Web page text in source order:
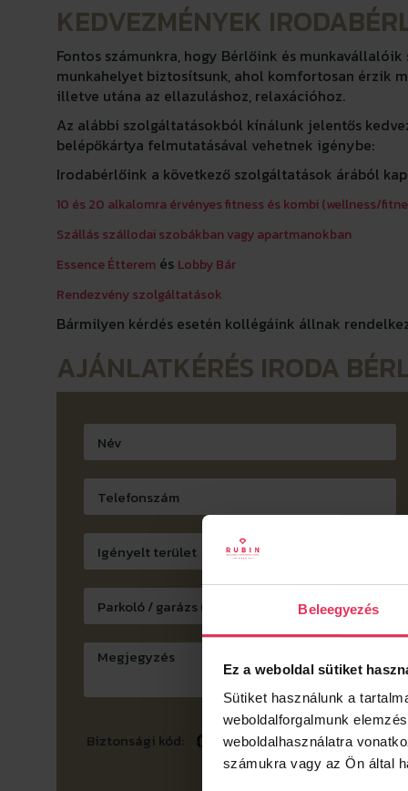
Beleegyezés
Ez a weboldal sütiket
Sütiket használunk a
weboldalforgalmunk
weboldalhasználatra
számukra vagy az Ön által
KEDVEZMÉNYEK
Fontos számunkra, hogy Bérlőink és
munkahelyet biztosítsunk, ahol komfortosan érzik
illetve utána az ellazuláshoz, relaxációhoz.
Az alábbi szolgáltatásokból kínálunk jelentős
belépőkártya felmutatásával vehetnek igénybe:
Irodabérlőink a következő szolgáltatások árából
10 és 20 alkalomra érvényes fitness és kombi (wellness/
Szállás szállodai szobákban vagy apartmanokban
Essence Étterem és Lobby Bár
Rendezvény szolgáltatások
Bármilyen kérdés esetén kollégáink állnak
AJÁNLATKÉRÉS IRODA
Biztonsági kód: